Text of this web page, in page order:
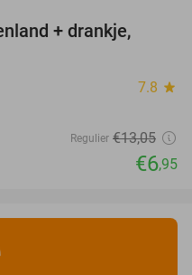
+ drankje,
7.8 star
Regulier €13,05
€6,95